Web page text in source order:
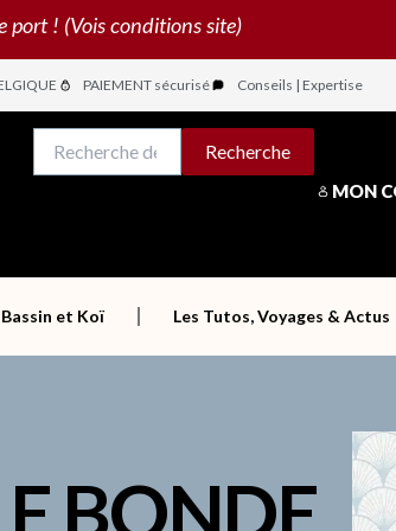
port ! (Vois conditions site)
PAIEMENT sécurisé Conseils | Expertise
pour :
Recherche
MON
et Koï Les Tutos, Voyages & Actus
BONDE